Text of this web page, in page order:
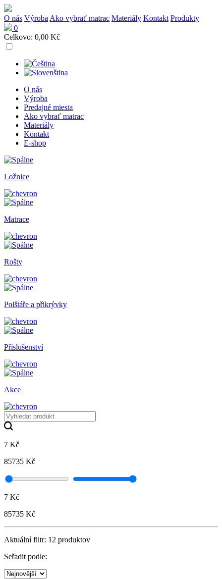
O nás Výroba Ako vybrať matrac Materiály Kontakt Produkty
0
Celkovo: 0,00 Kč
O nás
Výroba
Predajné miesta
Ako vybrať matrac
Materiály
Kontakt
E-shop
Ložnice
Matrace
Rošty
Polštáře a přikrývky
Příslušenství
Akce
7 Kč
85735 Kč
7 Kč
85735 Kč
Aktuální filtr: 12 produktov
Seřadit podle: